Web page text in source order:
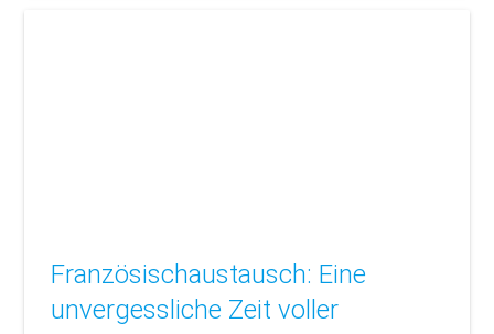
Französischaustausch: Eine
unvergessliche Zeit voller